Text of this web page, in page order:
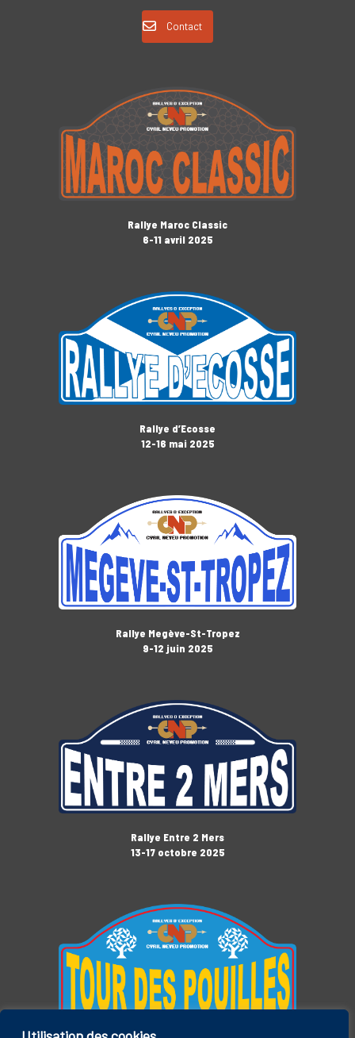
Contact
Rallye Maroc Classic
6-11 avril 2025
Rallye d’Ecosse
12-16 mai 2025
Rallye Megève-St-Tropez
9-12 juin 2025
Rallye Entre 2 Mers
13-17 octobre 2025